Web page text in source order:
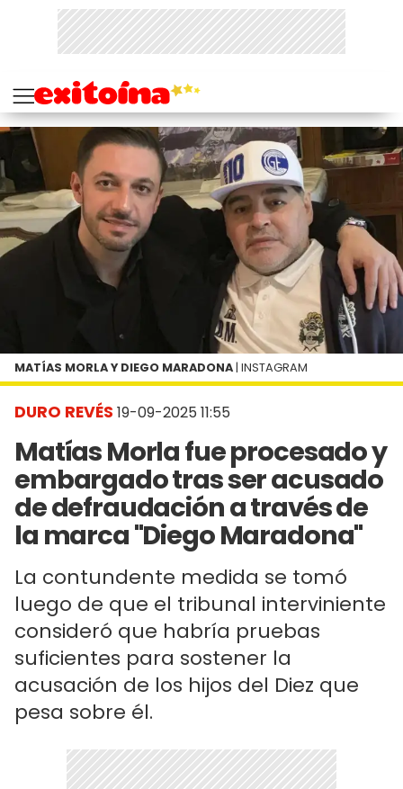
DURO REVÉS 19-09-2025 11:55
Matías Morla fue procesado y
embargado tras ser acusado
de defraudación a través de
la marca "Diego Maradona"
La contundente medida se tomó
luego de que el tribunal interviniente
consideró que habría pruebas
suficientes para sostener la
acusación de los hijos del Diez que
pesa sobre él.
MATÍAS MORLA Y DIEGO MARADONA | INSTAGRAM